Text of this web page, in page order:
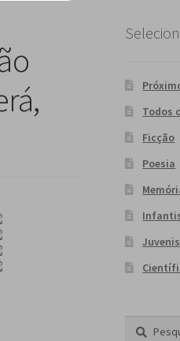
Todos
Ficção
Poesia
Juvenis
Pesquisar